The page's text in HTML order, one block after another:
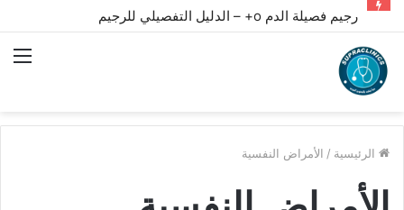
رجيم فصيلة الدم o+ – الدليل التفصيلي للرجيم
الرئيسية / الأمراض النفسية